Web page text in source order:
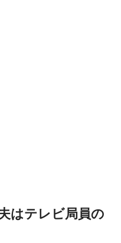
はテレビ局員の